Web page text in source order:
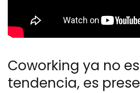
Coworking ya no es
tendencia, es